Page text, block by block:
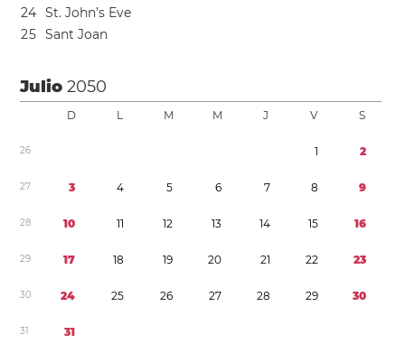
24 St. John’s Eve
25 Sant Joan
Julio2050
D L M M J V S
26 1 2
27 3 4 5 6 7 8 9
28 10 11 12 13 14 15 16
29 17 18 19 20 21 22 23
30 24 25 26 27 28 29 30
31 31